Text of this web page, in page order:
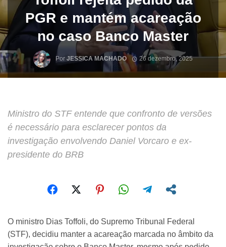
PGR e mantém acareação
no caso Banco Master
Por JESSICA MACHADO 26 dezembro, 2025
Ministro do STF entende que confronto de versões
é necessário para esclarecer pontos da
investigação envolvendo Daniel Vorcaro e ex-
presidente do BRB
O ministro Dias Toffoli, do Supremo Tribunal Federal
(STF), decidiu manter a acareação marcada no âmbito da